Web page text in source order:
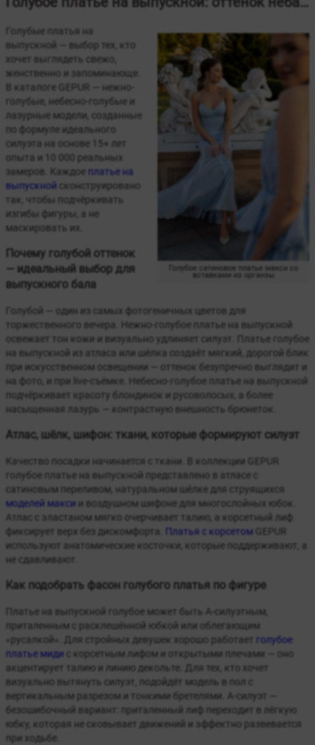
Голубое сатиновое платье макси со
вставками из органзы
Голубые платья на
выпускной — выбор тех, кто
хочет выглядеть свежо,
женственно и запоминающе.
В каталоге GEPUR — нежно-
голубые, небесно-голубые и
лазурные модели, созданные
по формуле идеального
силуэта на основе 15+ лет
опыта и 10 000 реальных
замеров. Каждое платье на
выпускной сконструировано
так, чтобы подчёркивать
изгибы фигуры, а не
маскировать их.
Почему голубой оттенок
— идеальный выбор для
выпускного бала
Голубой — один из самых фотогеничных цветов для
торжественного вечера. Нежно-голубое платье на выпускной
освежает тон кожи и визуально удлиняет силуэт. Платье голубое
на выпускной из атласа или шёлка создаёт мягкий, дорогой блик
при искусственном освещении — оттенок безупречно выглядит и
на фото, и при live-съёмке. Небесно-голубое платье на выпускной
подчёркивает красоту блондинок и русоволосых, а более
насыщенная лазурь — контрастную внешность брюнеток.
Атлас, шёлк, шифон: ткани, которые формируют силуэт
Качество посадки начинается с ткани. В коллекции GEPUR
голубое платье на выпускной представлено в атласе с
сатиновым переливом, натуральном шёлке для струящихся
моделей макси и воздушном шифоне для многослойных юбок.
Атлас с эластаном мягко очерчивает талию, а корсетный лиф
фиксирует верх без дискомфорта.
Платья с корсетом GEPUR
используют анатомические косточки, которые поддерживают, а
не сдавливают.
Как подобрать фасон голубого платья по фигуре
Платье на выпускной голубое может быть A-силуэтным,
приталенным с расклешённой юбкой или облегающим
«русалкой». Для стройных девушек хорошо работает голубое
платье миди с корсетным лифом и открытыми плечами — оно
акцентирует талию и линию декольте. Для тех, кто хочет
визуально вытянуть силуэт, подойдёт модель в пол с
вертикальным разрезом и тонкими бретелями. А-силуэт —
безошибочный вариант: приталенный лиф переходит в лёгкую
юбку, которая не сковывает движений и эффектно развевается
при ходьбе.